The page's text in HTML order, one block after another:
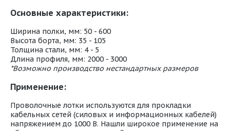
Основные характеристики:
Ширина полки, мм: 50 - 600
Высота борта, мм: 35 - 105
Толщина стали, мм: 4 - 5
Длина профиля, мм: 2000 - 3000
*Возможно производство нестандартных размеров
Применение:
Проволочные лотки используются для прокладки
кабельных сетей (силовых и информационных кабелей)
напряжением до 1000 В. Нашли широкое применение на